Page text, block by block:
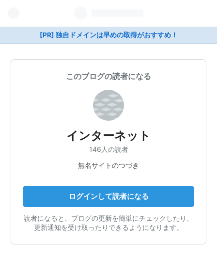
[PR] 独自ドメインは早めの取得がおすすめ！
このブログの読者になる
インターネット
146人の読者
無名サイトのつづき
ログインして読者になる
読者になると、ブログの更新を簡単にチェックしたり、
更新通知を受け取ったりできるようになります。